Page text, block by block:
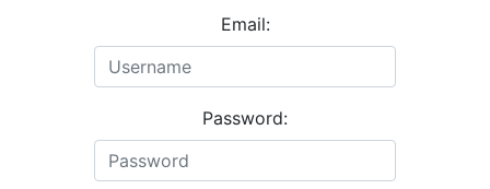
Email:
Password: